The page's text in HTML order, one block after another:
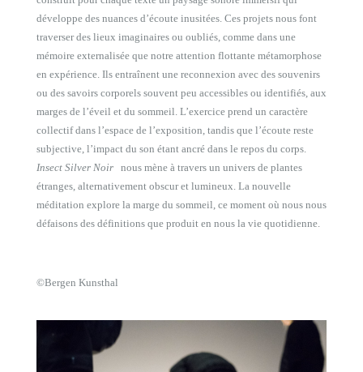
développe des nuances d’écoute inusitées. Ces projets nous font
traverser des lieux imaginaires ou oubliés, comme dans une
mémoire externalisée que notre attention flottante métamorphose
en expérience. Ils entraînent une reconnexion avec des souvenirs
ou des savoirs corporels souvent peu accessibles ou identifiés, aux
marges de l’éveil et du sommeil. L’exercice prend un caractère
collectif dans l’espace de l’exposition, tandis que l’écoute reste
subjective, l’impact du son étant ancré dans le repos du corps.
Insect Silver Noir nous mène à travers un univers de plantes
étranges, alternativement obscur et lumineux. La nouvelle
méditation explore la marge du sommeil, ce moment où nous nous
défaisons des définitions que produit en nous la vie quotidienne.
©Bergen Kunsthal